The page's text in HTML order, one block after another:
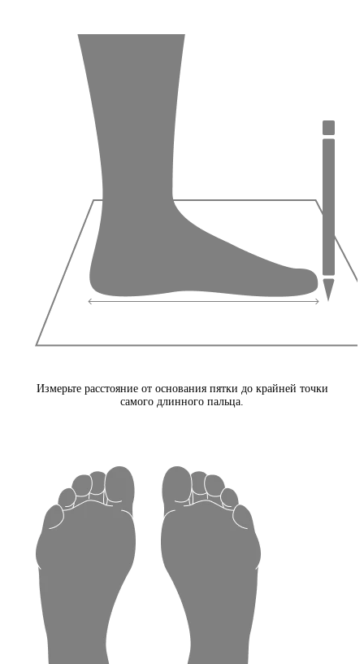
Измерьте расстояние от основания пятки до крайней точки
самого длинного пальца.